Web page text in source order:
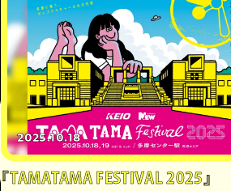
2025.10.18
『TAMATAMA FESTIVAL 2025』